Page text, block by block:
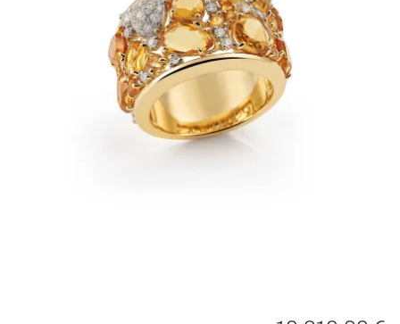
ROLEX
UHREN
SCHMUCK
HOCHZEIT